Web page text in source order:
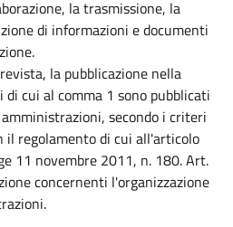
la trasmissione, la
di informazioni e documenti
la pubblicazione nella
cui al comma 1 sono pubblicati
secondo i criteri
il regolamento di cui all'articolo
11 novembre 2011, n. 180. Art.
concernenti l'organizzazione